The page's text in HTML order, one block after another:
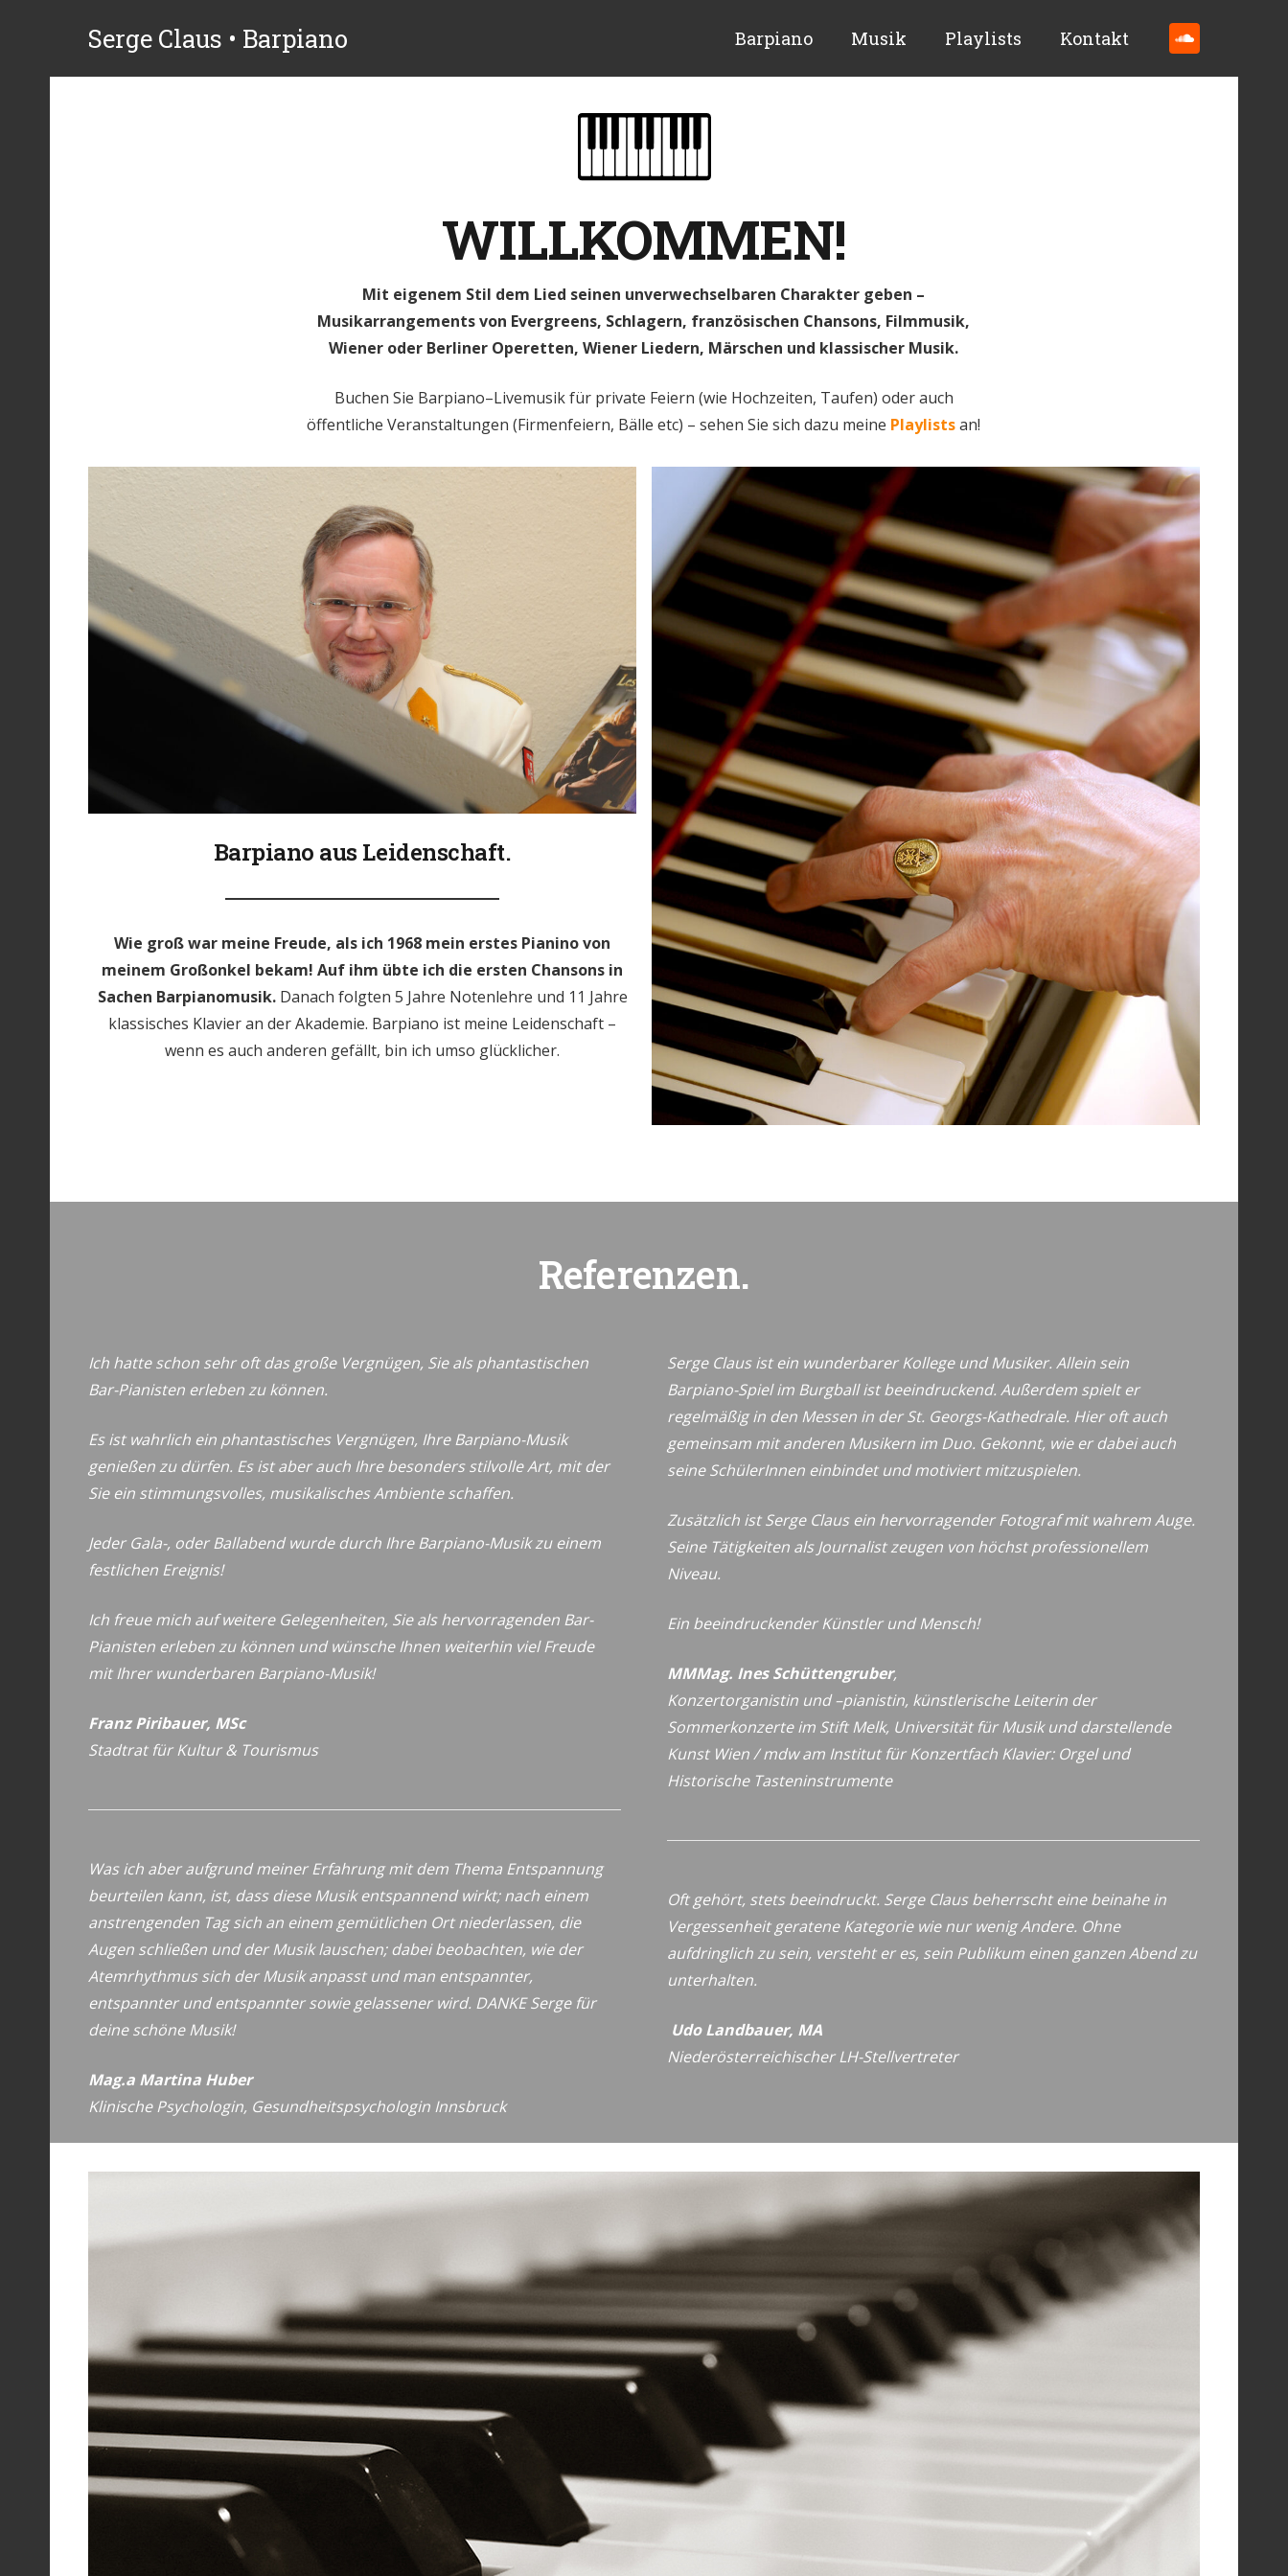
Serge Claus • Barpiano Barpiano Musik Playlists Kontakt
WILLKOMMEN!
Mit eigenem Stil dem Lied seinen unverwechselbaren Charakter geben –
Musikarrangements von Evergreens, Schlagern, französischen Chansons, Filmmusik,
Wiener oder Berliner Operetten, Wiener Liedern, Märschen und klassischer Musik.
Buchen Sie Barpiano–Livemusik für private Feiern (wie Hochzeiten, Taufen) oder auch
öffentliche Veranstaltungen (Firmenfeiern, Bälle etc) – sehen Sie sich dazu meine Playlistsan!
Barpiano aus Leidenschaft.
Wie groß war meine Freude, als ich 1968 mein erstes Pianino von
meinem Großonkel bekam! Auf ihm übte ich die ersten Chansons in
Sachen Barpianomusik. Danach folgten 5 Jahre Notenlehre und 11 Jahre
klassisches Klavier an der Akademie. Barpiano ist meine Leidenschaft –
wenn es auch anderen gefällt, bin ich umso glücklicher.
Referenzen.
Ich hatte schon sehr oft das große Vergnügen, Sie als phantastischen
Bar-Pianisten erleben zu können.
Es ist wahrlich ein phantastisches Vergnügen, Ihre Barpiano-Musik
genießen zu dürfen. Es ist aber auch Ihre besonders stilvolle Art, mit der
Sie ein stimmungsvolles, musikalisches Ambiente schaffen.
Jeder Gala-, oder Ballabend wurde durch Ihre Barpiano-Musik zu einem
festlichen Ereignis!
Ich freue mich auf weitere Gelegenheiten, Sie als hervorragenden Bar-
Pianisten erleben zu können und wünsche Ihnen weiterhin viel Freude
mit Ihrer wunderbaren Barpiano-Musik!
Franz Piribauer, MSc
Stadtrat für Kultur & Tourismus
Was ich aber aufgrund meiner Erfahrung mit dem Thema Entspannung
beurteilen kann, ist, dass diese Musik entspannend wirkt; nach einem
anstrengenden Tag sich an einem gemütlichen Ort niederlassen, die
Augen schließen und der Musik lauschen; dabei beobachten, wie der
Atemrhythmus sich der Musik anpasst und man entspannter,
entspannter und entspannter sowie gelassener wird. DANKE Serge für
deine schöne Musik!
Mag.a Martina Huber
Klinische Psychologin, Gesundheitspsychologin Innsbruck
Serge Claus ist ein wunderbarer Kollege und Musiker. Allein sein
Barpiano-Spiel im Burgball ist beeindruckend. Außerdem spielt er
regelmäßig in den Messen in der St. Georgs-Kathedrale. Hier oft auch
gemeinsam mit anderen Musikern im Duo. Gekonnt, wie er dabei auch
seine SchülerInnen einbindet und motiviert mitzuspielen.
Zusätzlich ist Serge Claus ein hervorragender Fotograf mit wahrem Auge.
Seine Tätigkeiten als Journalist zeugen von höchst professionellem
Niveau.
Ein beeindruckender Künstler und Mensch!
MMMag. Ines Schüttengruber,
Konzertorganistin und –pianistin, künstlerische Leiterin der
Sommerkonzerte im Stift Melk, Universität für Musik und darstellende
Kunst Wien / mdwam Institut für Konzertfach Klavier: Orgel und
Historische Tasteninstrumente
Oft gehört, stets beeindruckt. Serge Claus beherrscht eine beinahe in
Vergessenheit geratene Kategorie wie nur wenig Andere. Ohne
aufdringlich zu sein, versteht er es, sein Publikum einen ganzen Abend zu
unterhalten.
Udo Landbauer, MA
Niederösterreichischer LH-Stellvertreter